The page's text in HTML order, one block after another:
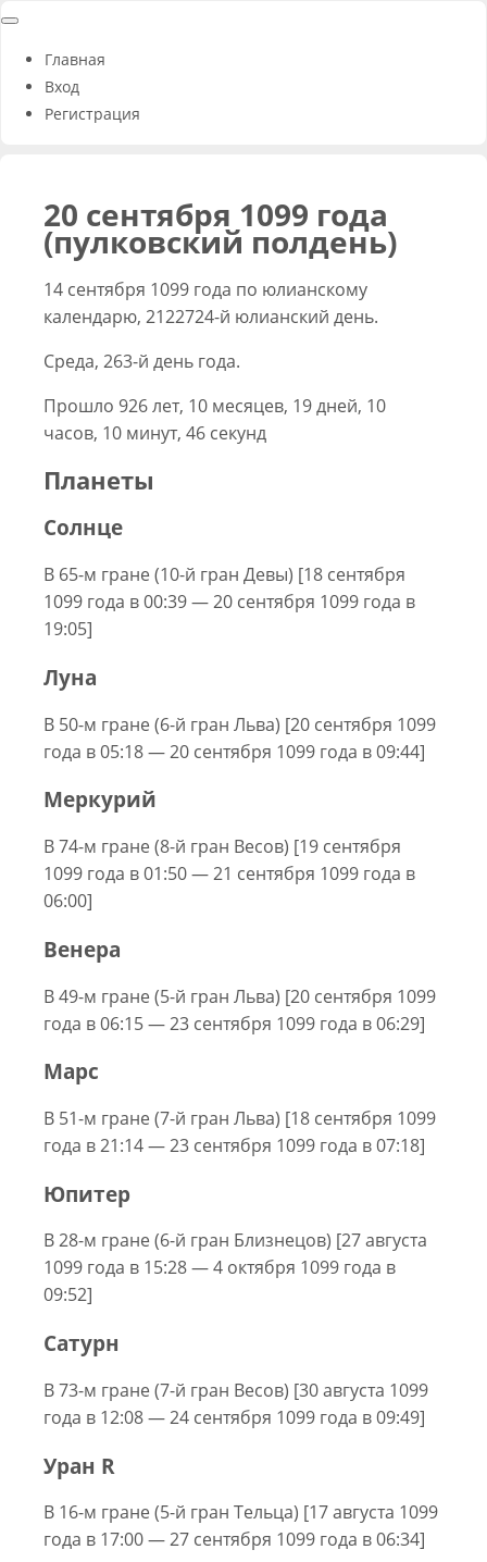
Главная
Вход
Регистрация
20 сентября 1099 года
(пулковский полдень)
14 сентября 1099 года по юлианскому
календарю, 2122724-й юлианский день.
Среда, 263-й день года.
Прошло 926 лет, 10 месяцев, 19 дней, 10
часов, 10 минут, 46 секунд
Планеты
Солнце
В 65-м гране (10-й гран Девы) [18 сентября
1099 года в 00:39 — 20 сентября 1099 года в
19:05]
Луна
В 50-м гране (6-й гран Льва) [20 сентября 1099
года в 05:18 — 20 сентября 1099 года в 09:44]
Меркурий
В 74-м гране (8-й гран Весов) [19 сентября
1099 года в 01:50 — 21 сентября 1099 года в
06:00]
Венера
В 49-м гране (5-й гран Льва) [20 сентября 1099
года в 06:15 — 23 сентября 1099 года в 06:29]
Марс
В 51-м гране (7-й гран Льва) [18 сентября 1099
года в 21:14 — 23 сентября 1099 года в 07:18]
Юпитер
В 28-м гране (6-й гран Близнецов) [27 августа
1099 года в 15:28 — 4 октября 1099 года в
09:52]
Сатурн
В 73-м гране (7-й гран Весов) [30 августа 1099
года в 12:08 — 24 сентября 1099 года в 09:49]
Уран R
В 16-м гране (5-й гран Тельца) [17 августа 1099
года в 17:00 — 27 сентября 1099 года в 06:34]